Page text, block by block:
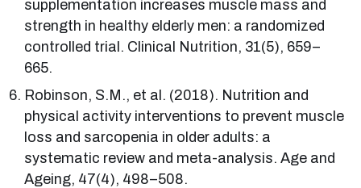
supplementation increases muscle mass and
strength in healthy elderly men: a randomized
controlled trial. Clinical Nutrition, 31(5), 659–
665.
Robinson, S.M., et al. (2018). Nutrition and
physical activity interventions to prevent muscle
loss and sarcopenia in older adults: a
systematic review and meta-analysis. Age and
Ageing, 47(4), 498–508.